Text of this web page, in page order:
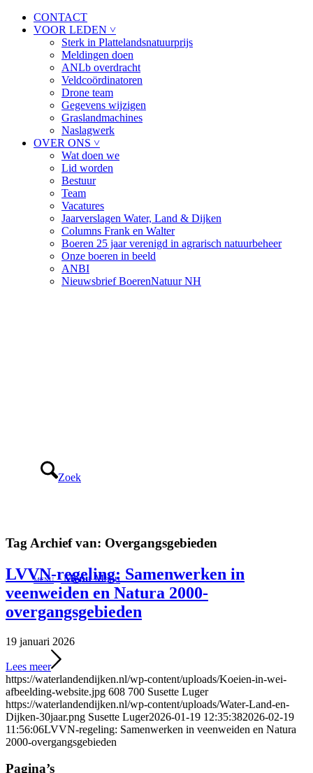
CONTACT
VOOR LEDEN ˅
Sterk in Plattelandsnatuurprijs
Meldingen doen
ANLb overdracht
Veldcoördinatoren
Drone team
Gegevens wijzigen
Graslandmachines
Naslagwerk
OVER ONS ˅
Wat doen we
Lid worden
Bestuur
Team
Vacatures
Jaarverslagen Water, Land & Dijken
Columns Frank en Walter
Boeren 25 jaar verenigd in agrarisch natuurbeheer
Onze boeren in beeld
ANBI
Nieuwsbrief BoerenNatuur NH
Zoek
Menu Menu
Tag Archief van: Overgangsgebieden
LVVN-regeling: Samenwerken in
veenweiden en Natura 2000-
overgangsgebieden
19 januari 2026
Lees meer
https://waterlandendijken.nl/wp-content/uploads/Koeien-in-wei-
afbeelding-website.jpg 608 700 Susette Luger
https://waterlandendijken.nl/wp-content/uploads/Water-Land-en-
Dijken-30jaar.png Susette Luger2026-01-19 12:35:382026-02-19
11:56:06LVVN-regeling: Samenwerken in veenweiden en Natura
2000-overgangsgebieden
Pagina’s